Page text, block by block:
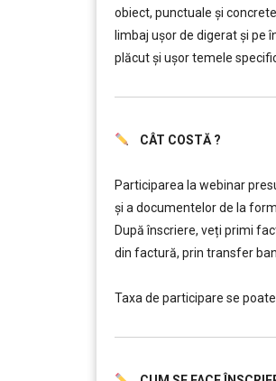
obiect, punctuale și
limbaj ușor de digerat și pe
plăcut și ușor temele
CÂT COSTĂ ?
Participarea la webinar
și a documentelor de la
După înscriere, veți primi
din factură, prin transfer
Taxa de participare se